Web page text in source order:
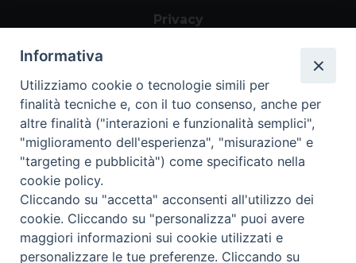
Privacy
Area riservata
Informativa
Utilizziamo cookie o tecnologie simili per
finalità tecniche e, con il tuo consenso, anche per
altre finalità ("interazioni e funzionalità semplici",
"miglioramento dell'esperienza", "misurazione" e
"targeting e pubblicità") come specificato nella
cookie policy.
Cliccando su "accetta" acconsenti all'utilizzo dei
cookie. Cliccando su "personalizza" puoi avere
maggiori informazioni sui cookie utilizzati e
personalizzare le tue preferenze. Cliccando su